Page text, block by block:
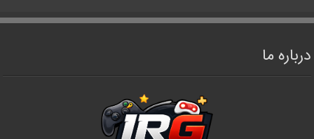
درباره ما